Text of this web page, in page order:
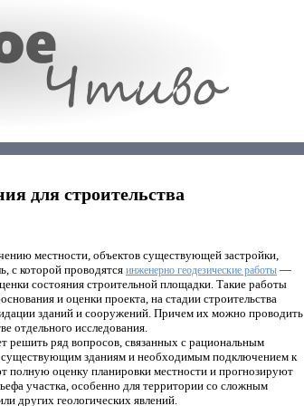
для строительства
местности, объектов существующей застройки,
с которой проводятся инженерно геодезические работы —
состояния строительной площадки. Такие работы
и оценки проекта, на стадии строительства
зданий и сооружений. Причем их можно проводить
отдельного исследования.
решить ряд вопросов, связанных с рациональным
существующим зданиям и необходимым подключением к
полную оценку планировки местности и прогнозируют
участка, особенно для территории со сложным
других геологических явлений.